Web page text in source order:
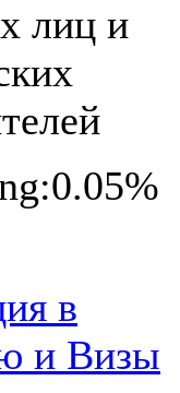
лиц и
в
и Визы